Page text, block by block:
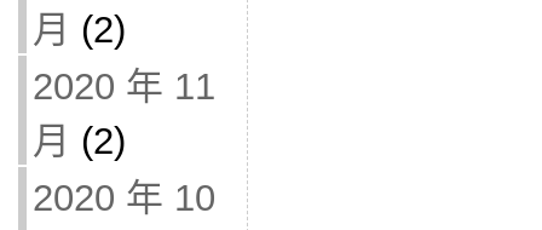
月 (2)
2020 年 11
月 (2)
2020 年 10